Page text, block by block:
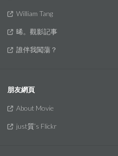
William Tang
晞。觀影記事
誰伴我闖蕩？
朋友網頁
About Movie
just質’s Flickr